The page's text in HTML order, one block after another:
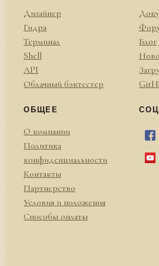
Дизайнер
Гидра
Терминал
Shell
API
Облачный бэктестер
Блог
ОБЩЕЕ
О компании
Политика
конфиденциальности
Контакты
Партнерство
Условия и положения
Способы оплаты